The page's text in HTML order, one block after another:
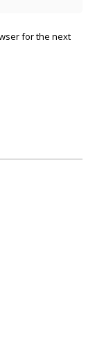
for the next